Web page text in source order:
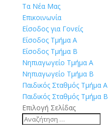
Τα Νέα Μας
Επικοινωνία
Είσοδος για Γονείς
Είσοδος Τμήμα Α
Είσοδος Τμήμα Β
Νηπιαγωγείο Τμήμα Α
Νηπιαγωγείο Τμήμα Β
Παιδικός Σταθμός Τμήμα Α
Παιδικός Σταθμός Τμήμα Β
Επιλογή Σελίδας